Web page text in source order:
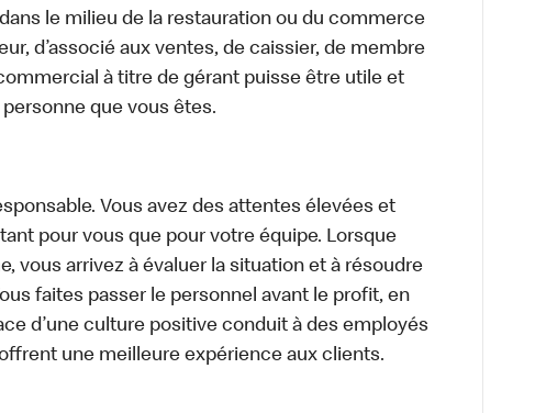
le milieu de la restauration ou du commerce
d’associé aux ventes, de caissier, de membre
à titre de gérant puisse être utile et
que vous êtes.
Vous avez des attentes élevées et
pour vous que pour votre équipe. Lorsque
vous arrivez à évaluer la situation et à résoudre
faites passer le personnel avant le profit, en
d’une culture positive conduit à des employés
une meilleure expérience aux clients.